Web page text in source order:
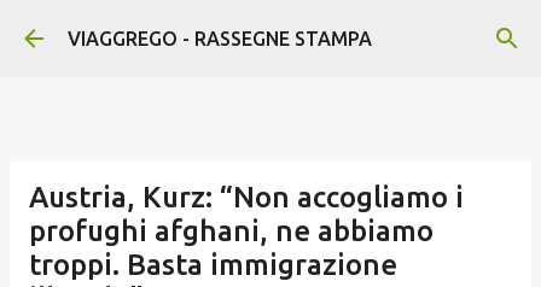
Passa ai contenuti principali
VIAGGREGO - RASSEGNE STAMPA
Austria, Kurz: “Non accogliamo i
profughi afghani, ne abbiamo
troppi. Basta immigrazione